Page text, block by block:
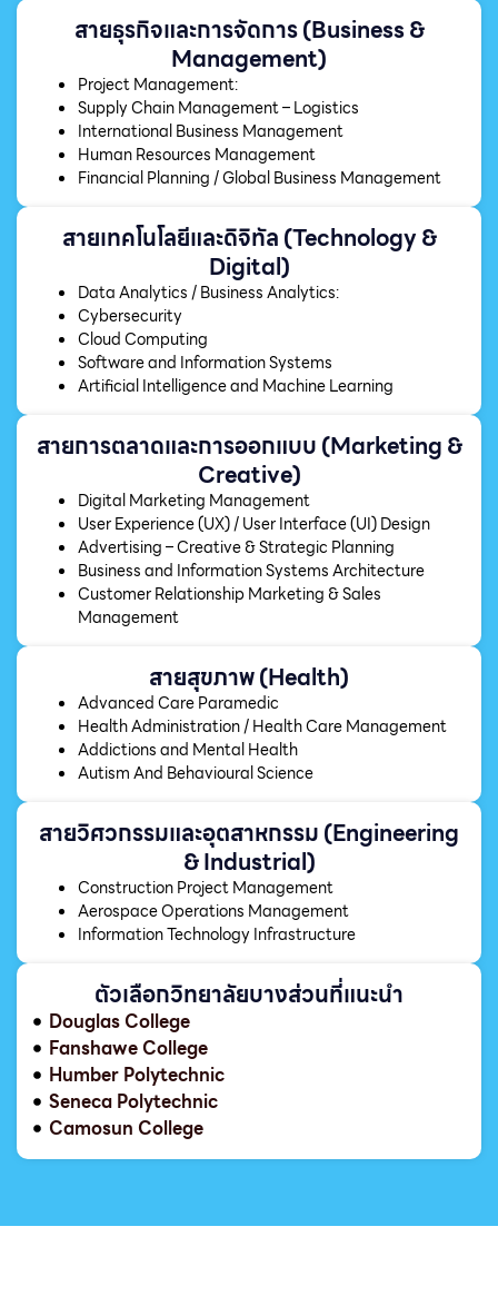
สายธุรกิจและการจัดการ (Business &
Management)
Project Management:
Supply Chain Management – Logistics
International Business Management
Human Resources Management
Financial Planning / Global Business Management
สายเทคโนโลยีและดิจิทัล (Technology &
Digital)
Data Analytics / Business Analytics:
Cybersecurity
Cloud Computing
Software and Information Systems
Artificial Intelligence and Machine Learning
สายการตลาดและการออกแบบ (Marketing &
Creative)
Digital Marketing Management
User Experience (UX) / User Interface (UI) Design
Advertising – Creative & Strategic Planning
Business and Information Systems Architecture
Customer Relationship Marketing & Sales
Management
สายสุขภาพ (Health)
Advanced Care Paramedic
Health Administration / Health Care Management
Addictions and Mental Health
Autism And Behavioural Science
สายวิศวกรรมและอุตสาหกรรม (Engineering
& Industrial)
Construction Project Management
Aerospace Operations Management
Information Technology Infrastructure
ตัวเลือกวิทยาลัยบางส่วนที่แนะนำ
Douglas College
Fanshawe College
Humber Polytechnic
Seneca Polytechnic
Camosun College